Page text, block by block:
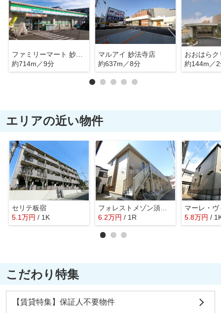
ファミリーマート 妙法寺インター店
約714m／9分
マルアイ 妙法寺店
約637m／8分
おおはらク
約144m／
エリアの近い物件
セリテ板宿
5.1万円 / 1K
フォレストメゾン須磨寺
6.2万円 / 1R
マーレ・
5.8万円 /
こだわり特集
【賃貸特集】保証人不要物件